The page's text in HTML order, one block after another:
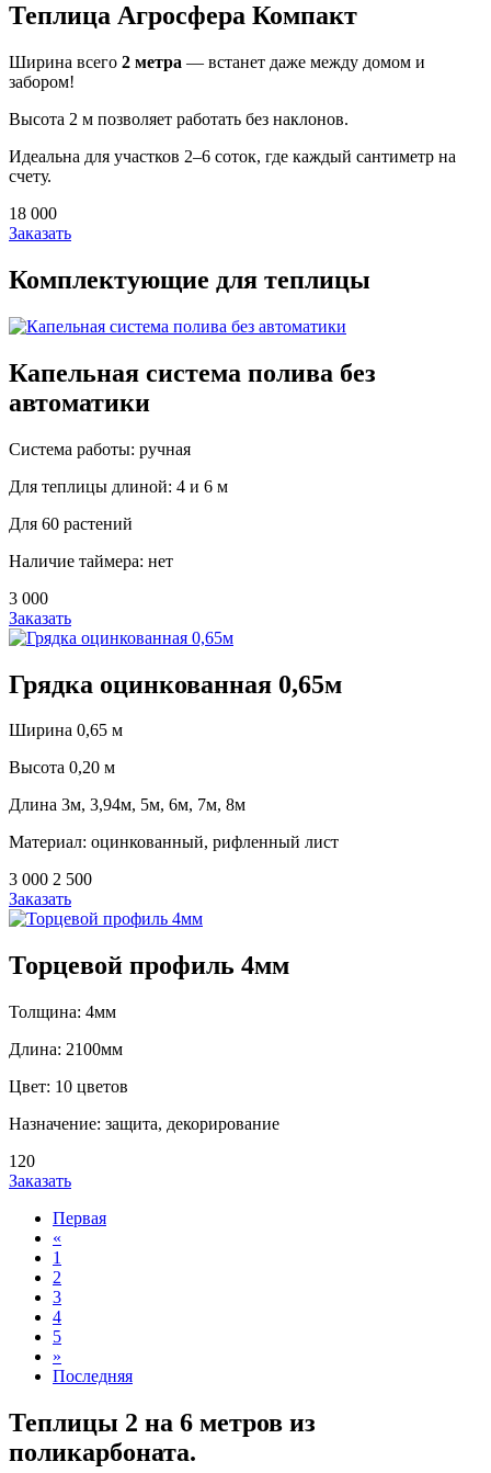
Теплица Агросфера Компакт
Ширина всего 2 метра — встанет даже между домом и
забором!
Высота 2 м позволяет работать без наклонов.
Идеальна для участков 2–6 соток, где каждый сантиметр на
счету.
18 000
Заказать
Комплектующие для теплицы
Капельная система полива без
автоматики
Система работы: ручная
Для теплицы длиной: 4 и 6 м
Для 60 растений
Наличие таймера: нет
3 000
Заказать
Грядка оцинкованная 0,65м
Ширина 0,65 м
Высота 0,20 м
Длина 3м, 3,94м, 5м, 6м, 7м, 8м
Материал: оцинкованный, рифленный лист
3 000 2 500
Заказать
Торцевой профиль 4мм
Толщина: 4мм
Длина: 2100мм
Цвет: 10 цветов
Назначение: защита, декорирование
120
Заказать
Первая
«
1
2
3
4
5
»
Последняя
Теплицы 2 на 6 метров из
поликарбоната.